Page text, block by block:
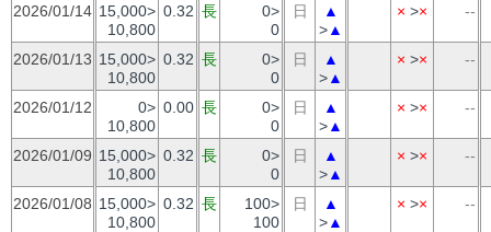
2026/01/14 15,000>
10,800
0.32 長
0>
0
日
▲
>▲
× >× --
2026/01/13 15,000>
10,800
0.32 長
0>
0
日
▲
>▲
× >× --
2026/01/12
0>
10,800
0.00 長
0>
0
日
▲
>▲
× >× --
2026/01/09 15,000>
10,800
0.32 長
0>
0
日
▲
>▲
× >× --
2026/01/08 15,000>
10,800
0.32 長
100>
100
日
▲
>▲
× >× --